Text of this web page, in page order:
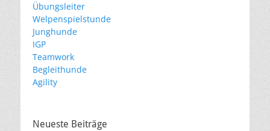
Übungsleiter
Welpenspielstunde
Junghunde
IGP
Teamwork
Begleithunde
Agility
Neueste Beiträge